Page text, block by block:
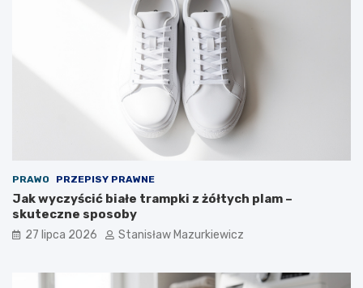
PRAWO PRZEPISY PRAWNE
Jak wyczyścić białe trampki z żółtych plam –
skuteczne sposoby
27 lipca 2026 Stanisław Mazurkiewicz